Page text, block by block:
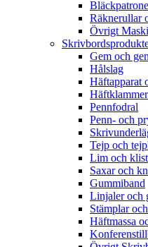
Räknerullar
Övrigt
Gem och
Hålslag
Häftapparat
Pennfodral
Penn- och
Tejp och
Lim och
Saxar och
Gummiband
Linjaler och
Stämplar
Häftmassa